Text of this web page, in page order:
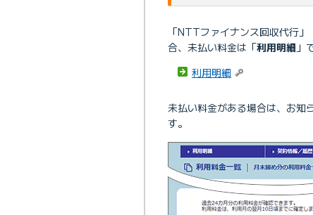
「NTTファイナンス回収代行
合、未払い料金は「利用明細 」
利用明細
未払い料金がある場合は、お知
す。